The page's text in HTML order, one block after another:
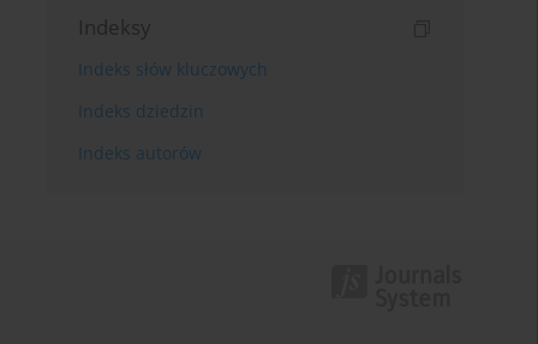
Indeksy
Indeks słów kluczowych
Indeks dziedzin
Indeks autorów